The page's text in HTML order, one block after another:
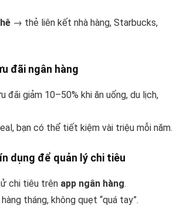
→ thẻ liên kết nhà hàng, Starbucks,
đãi ngân hàng
đãi giảm 10–50% khi ăn uống, du lịch,
bạn có thể tiết kiệm vài triệu mỗi năm.
dụng để quản lý chi tiêu
chi tiêu trên app ngân hàng.
tháng, không quẹt “quá tay”.